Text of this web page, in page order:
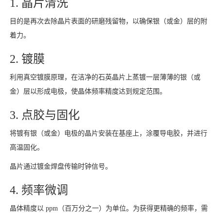
1. 晶片清洗
目的是再次去除晶片表面的研磨残留物，以确保银（或金）层的附
着力。
2. 镀膜
利用真空镀膜原理，在洁净的石英晶片上蒸镀一层薄薄的银（或
金）层以形成电极，使晶体频率精度达到规定范围。
3. 点胶与固化
将镀有银（或金）电极的晶片安装在基座上，涂覆导电胶，并进行
高温固化。
晶片通过镀金焊盘传输时钟信号。
4. 频率微调
晶体精度以 ppm（百万分之一）为单位。为获得更精确的频率，需